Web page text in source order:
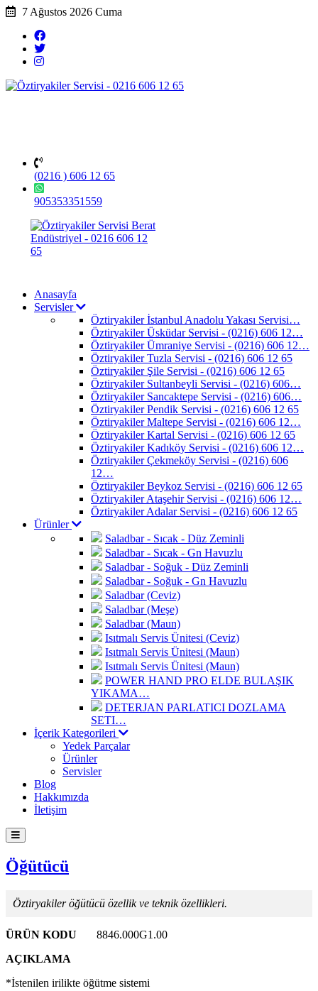
7 Ağustos 2026 Cuma
(0216 ) 606 12 65
905353351559
Anasayfa
Servisler
Öztiryakiler İstanbul Anadolu Yakası Servisi…
Öztiryakiler Üsküdar Servisi - (0216) 606 12…
Öztiryakiler Ümraniye Servisi - (0216) 606 12…
Öztiryakiler Tuzla Servisi - (0216) 606 12 65
Öztiryakiler Şile Servisi - (0216) 606 12 65
Öztiryakiler Sultanbeyli Servisi - (0216) 606…
Öztiryakiler Sancaktepe Servisi - (0216) 606…
Öztiryakiler Pendik Servisi - (0216) 606 12 65
Öztiryakiler Maltepe Servisi - (0216) 606 12…
Öztiryakiler Kartal Servisi - (0216) 606 12 65
Öztiryakiler Kadıköy Servisi - (0216) 606 12…
Öztiryakiler Çekmeköy Servisi - (0216) 606
12…
Öztiryakiler Beykoz Servisi - (0216) 606 12 65
Öztiryakiler Ataşehir Servisi - (0216) 606 12…
Öztiryakiler Adalar Servisi - (0216) 606 12 65
Ürünler
Saladbar - Sıcak - Düz Zeminli
Saladbar - Sıcak - Gn Havuzlu
Saladbar - Soğuk - Düz Zeminli
Saladbar - Soğuk - Gn Havuzlu
Saladbar (Ceviz)
Saladbar (Meşe)
Saladbar (Maun)
Isıtmalı Servis Ünitesi (Ceviz)
Isıtmalı Servis Ünitesi (Maun)
Isıtmalı Servis Ünitesi (Maun)
POWER HAND PRO ELDE BULAŞIK
YIKAMA…
DETERJAN PARLATICI DOZLAMA
SETI…
İçerik Kategorileri
Yedek Parçalar
Ürünler
Servisler
Blog
Hakkımızda
İletişim
Öğütücü
Öztiryakiler öğütücü özellik ve teknik özellikleri.
ÜRÜN KODU
8846.000G1.00
AÇIKLAMA
*İstenilen irilikte öğütme sistemi